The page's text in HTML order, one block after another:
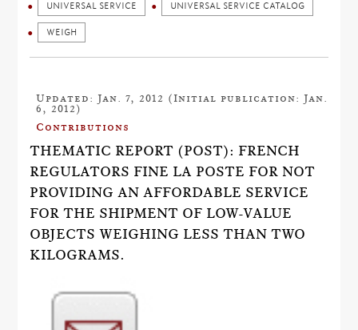
UNIVERSAL SERVICE UNIVERSAL SERVICE CATALOG
WEIGH
Updated: Jan. 7, 2012 (Initial publication: Jan.
6, 2012)
Contributions
THEMATIC REPORT (POST): FRENCH
REGULATORS FINE LA POSTE FOR NOT
PROVIDING AN AFFORDABLE SERVICE
FOR THE SHIPMENT OF LOW-VALUE
OBJECTS WEIGHING LESS THAN TWO
KILOGRAMS.